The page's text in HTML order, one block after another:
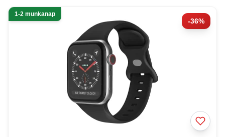
-36%
1-2 munkanap